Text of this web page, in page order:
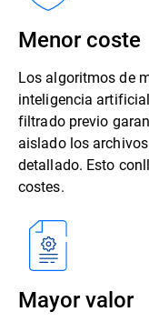
Menor coste
Los algoritmos de
inteligencia
filtrado previo
aislado los
detallado. Esto
costes.
Mayor valor